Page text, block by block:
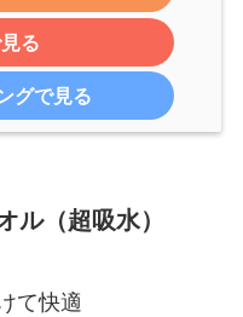
る
グで見る
（超吸水）
て快適